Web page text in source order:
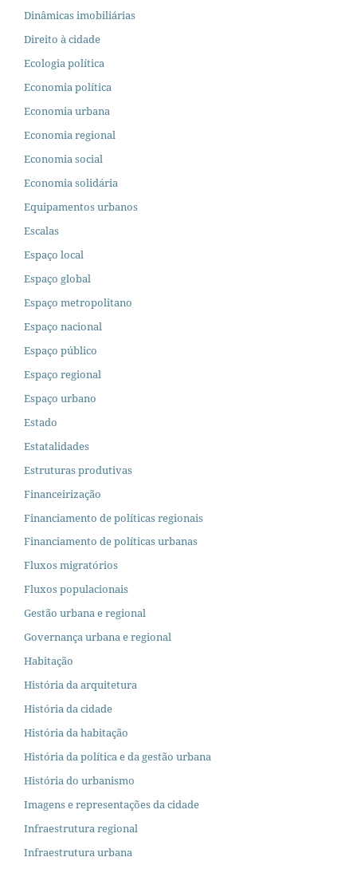
Dinâmicas imobiliárias
Direito à cidade
Ecologia política
Economia política
Economia urbana
Economia regional
Economia social
Economia solidária
Equipamentos urbanos
Escalas
Espaço local
Espaço global
Espaço metropolitano
Espaço nacional
Espaço público
Espaço regional
Espaço urbano
Estado
Estatalidades
Estruturas produtivas
Financeirização
Financiamento de políticas regionais
Financiamento de políticas urbanas
Fluxos migratórios
Fluxos populacionais
Gestão urbana e regional
Governança urbana e regional
Habitação
História da arquitetura
História da cidade
História da habitação
História da política e da gestão urbana
História do urbanismo
Imagens e representações da cidade
Infraestrutura regional
Infraestrutura urbana